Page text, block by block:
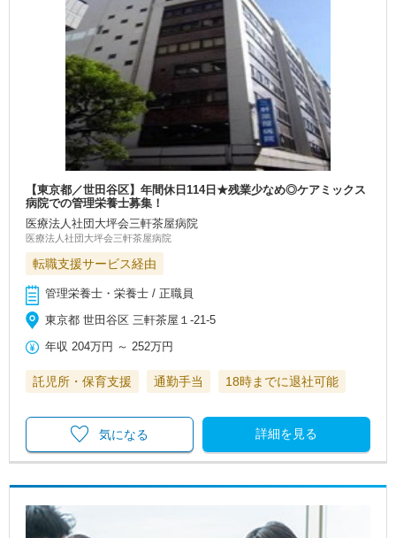
【東京都／世田谷区】年間休日114日★残業少なめ◎ケアミックス
病院での管理栄養士募集！
医療法人社団大坪会三軒茶屋病院
医療法人社団大坪会三軒茶屋病院
転職支援サービス経由
管理栄養士・栄養士 / 正職員
東京都 世田谷区 三軒茶屋１-21-5
年収 204万円 ～ 252万円
託児所・保育支援 通勤手当 18時までに退社可能
詳細を見る
気になる